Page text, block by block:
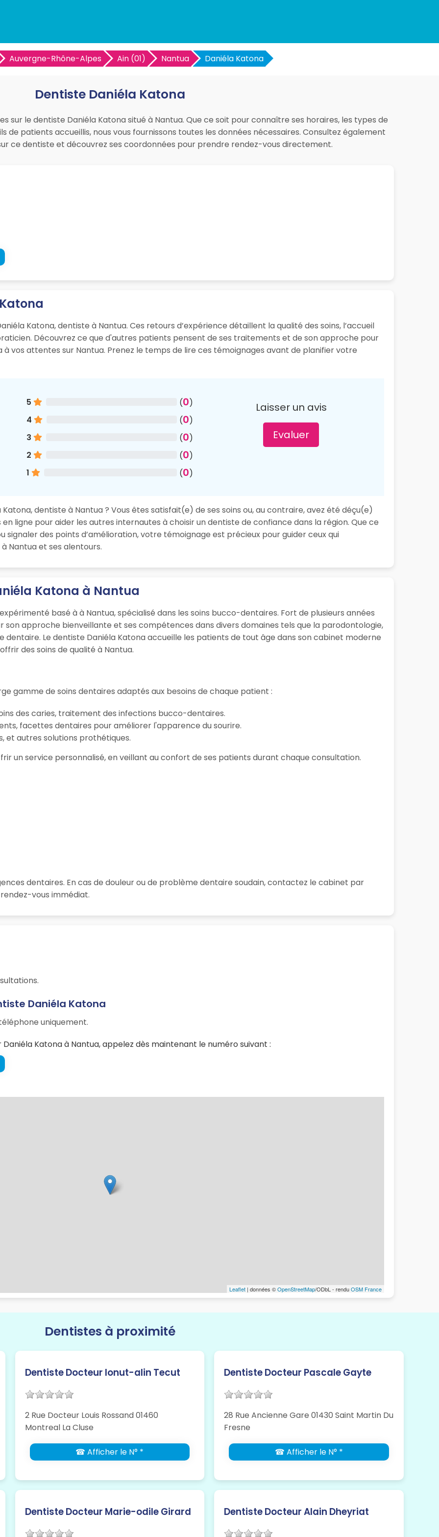
Auvergne-Rhône-Alpes Ain (01) Nantua Daniéla Katona
Dentiste Daniéla Katona
sur le dentiste Daniéla Katona situé à Nantua. Que ce soit pour connaître ses horaires, les types de
de patients accueillis, nous vous fournissons toutes les données nécessaires. Consultez également
ce dentiste et découvrez ses coordonnées pour prendre rendez-vous directement.
Katona, dentiste à Nantua. Ces retours d’expérience détaillent la qualité des soins, l’accueil
Découvrez ce que d'autres patients pensent de ses traitements et de son approche pour
vos attentes sur Nantua. Prenez le temps de lire ces témoignages avant de planifier votre
5 (0)
4
(0)
3
(0)
2
(0)
1
(0)
Laisser un avis
Evaluer
dentiste à Nantua ? Vous êtes satisfait(e) de ses soins ou, au contraire, avez été déçu(e)
ligne pour aider les autres internautes à choisir un dentiste de confiance dans la région. Que ce
des points d’amélioration, votre témoignage est précieux pour guider ceux qui
Nantua et ses alentours.
Katona à Nantua
basé à à Nantua, spécialisé dans les soins bucco-dentaires. Fort de plusieurs années
approche bienveillante et ses compétences dans divers domaines tels que la parodontologie,
Le dentiste Daniéla Katona accueille les patients de tout âge dans son cabinet moderne
des soins de qualité à Nantua.
gamme de soins dentaires adaptés aux besoins de chaque patient :
des caries, traitement des infections bucco-dentaires.
facettes dentaires pour améliorer l'apparence du sourire.
et autres solutions prothétiques.
un service personnalisé, en veillant au confort de ses patients durant chaque consultation.
dentaires. En cas de douleur ou de problème dentaire soudain, contactez le cabinet par
vous immédiat.
Daniéla Katona
uniquement.
Katona à Nantua, appelez dès maintenant le numéro suivant :
Leaflet | données ©OpenStreetMap/ODbL - renduOSM France
Dentistes à proximité
Dentiste Docteur Ionut-alin Tecut
2 Rue Docteur Louis Rossand 01460
Montreal La Cluse
☎ Afficher le N° *
Dentiste Docteur Pascale Gayte
28 Rue Ancienne Gare 01430 Saint Martin Du
Fresne
☎ Afficher le N° *
Dentiste Docteur Marie-odile Girard Dentiste Docteur Alain Dheyriat